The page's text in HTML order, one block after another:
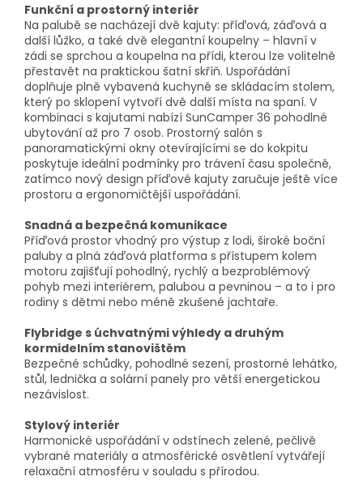
Funkční a prostorný interiér
Na palubě se nacházejí dvě kajuty: příďová, záďová a
další lůžko, a také dvě elegantní koupelny – hlavní v
zádi se sprchou a koupelna na přídi, kterou lze volitelně
přestavět na praktickou šatní skříň. Uspořádání
doplňuje plně vybavená kuchyně se skládacím stolem,
který po sklopení vytvoří dvě další místa na spaní. V
kombinaci s kajutami nabízí SunCamper 36 pohodlné
ubytování až pro 7 osob. Prostorný salón s
panoramatickými okny otevírajícími se do kokpitu
poskytuje ideální podmínky pro trávení času společně,
zatímco nový design příďové kajuty zaručuje ještě více
prostoru a ergonomičtější uspořádání.
Snadná a bezpečná komunikace
Příďová prostor vhodný pro výstup z lodi, široké boční
paluby a plná záďová platforma s přístupem kolem
motoru zajišťují pohodlný, rychlý a bezproblémový
pohyb mezi interiérem, palubou a pevninou – a to i pro
rodiny s dětmi nebo méně zkušené jachtaře.
Flybridge s úchvatnými výhledy a druhým
kormidelním stanovištěm
Bezpečné schůdky, pohodlné sezení, prostorné lehátko,
stůl, lednička a solární panely pro větší energetickou
nezávislost.
Stylový interiér
Harmonické uspořádání v odstínech zelené, pečlivě
vybrané materiály a atmosférické osvětlení vytvářejí
relaxační atmosféru v souladu s přírodou.